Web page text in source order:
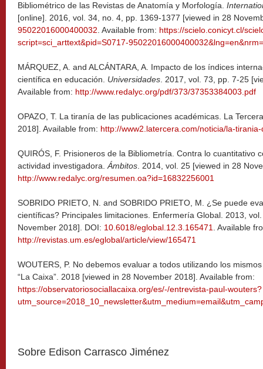
Bibliométrico de las Revistas de Anatomía y Morfología.
[online]. 2016, vol. 34, no. 4, pp. 1369-1377 [viewed in 28
95022016000400032 . Available from: https://scielo.conicyt.cl/
script=sci_arttext&pid=S0717-
MÁRQUEZ, A. and ALCÁNTARA, A. Impacto de los índices
científica en educación. Universidades . 2017, vol. 73, pp. 7-25
Available from: http://www.redalyc.org/pdf/373/37353384003.pdf
OPAZO, T. La tiranía de las publicaciones académicas. La
2018]. Available from: http://www2.latercera.com/noticia/la-
QUIRÓS, F. Prisioneros de la Bibliometría. Contra lo cuantitativo
actividad investigadora. Ámbitos . 2014, vol. 25 [viewed in 28
http://www.redalyc.org/resumen.oa?id=16832256001
SOBRIDO PRIETO, N. and SOBRIDO PRIETO, M. ¿Se puede
científicas? Principales limitaciones. Enfermería Global. 2013,
November 2018]. DOI: 10.6018/eglobal.12.3.165471
. Available
http://revistas.um.es/eglobal/article/view/165471
WOUTERS, P. No debemos evaluar a todos utilizando los
“La Caixa”. 2018 [viewed in 28 November 2018]. Available from:
https://observatoriosociallacaixa.org/es/-/entrevista-paul-wouters?
Sobre Edison Carrasco Jiménez